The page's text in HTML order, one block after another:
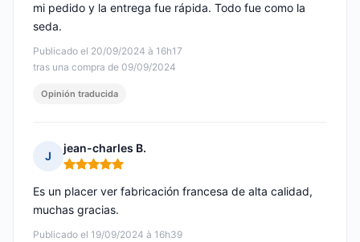
Publicado el 20/09/2024 à 16h17
tras una compra de 09/09/2024
mi pedido y la entrega fue rápida. Todo fue como la
seda.
Opinión traducida
J
jean-charles B.
Nota: 5 de 5
Publicado el 19/09/2024 à 16h39
Es un placer ver fabricación francesa de alta calidad,
muchas gracias.